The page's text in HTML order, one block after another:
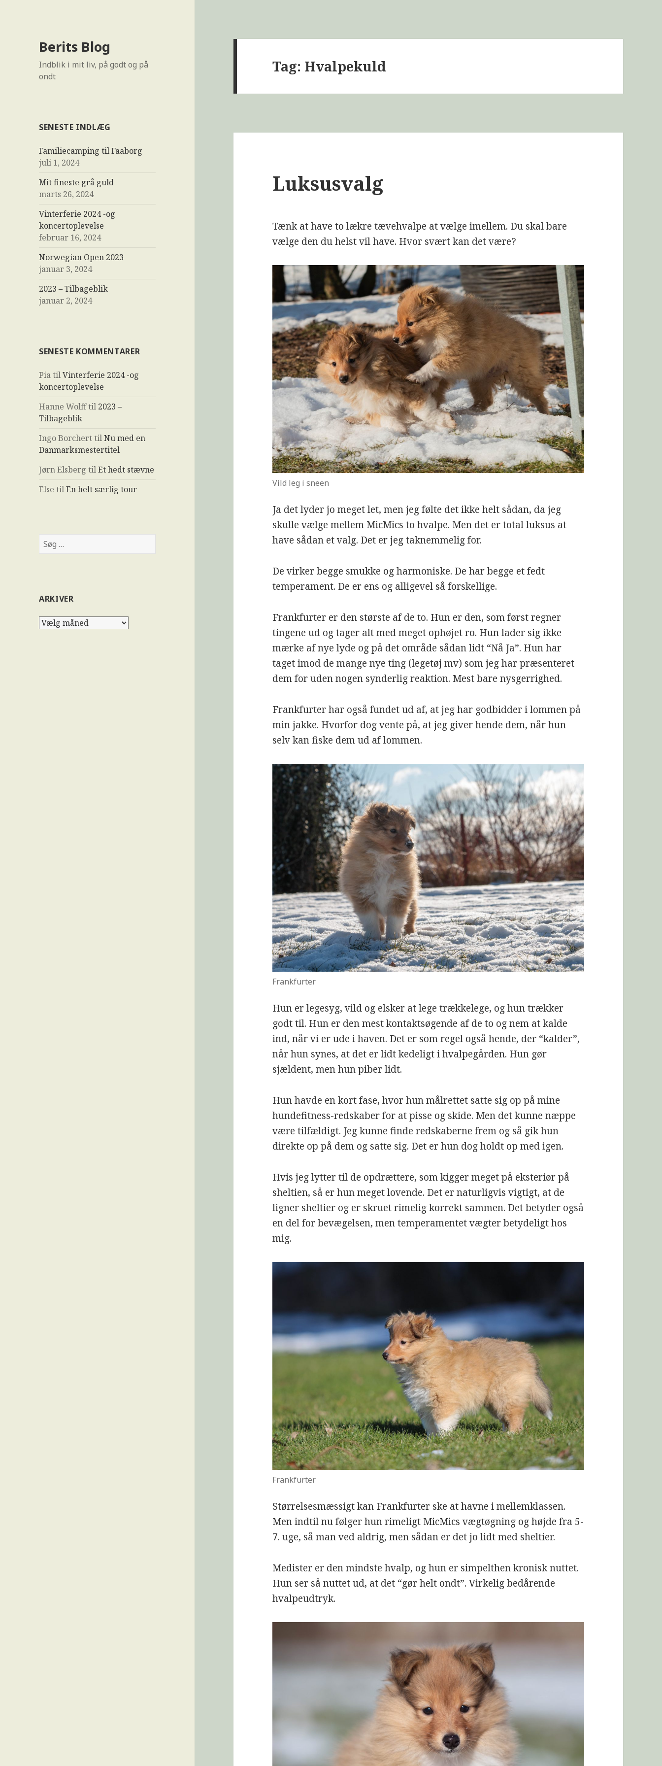
Berits Blog
Indblik i mit liv, på godt og på
ondt
SENESTE INDLÆG
Familiecamping til Faaborg
juli 1, 2024
Mit fineste grå guld
marts 26, 2024
Vinterferie 2024 -og
koncertoplevelse
februar 16, 2024
Norwegian Open 2023
januar 3, 2024
2023 – Tilbageblik
januar 2, 2024
SENESTE KOMMENTARER
PiatilVinterferie 2024 -og
koncertoplevelse
Hanne Wolfftil 2023 –
Tilbageblik
Ingo BorcherttilNu med en
Danmarksmestertitel
Jørn Elsberg tilEt hedt stævne
Else tilEn helt særlig tour
ARKIVER
Tag: Hvalpekuld
Luksusvalg
Tænk at have to lækre tævehvalpe at vælge imellem. Du skal bare
vælge den du helst vil have. Hvor svært kan det være?
Vild leg i sneen
Ja det lyder jo meget let, men jeg følte det ikke helt sådan, da jeg
skulle vælge mellem MicMics to hvalpe. Men det er total luksus at
have sådan et valg. Det er jeg taknemmelig for.
De virker begge smukke og harmoniske. De har begge et fedt
temperament. De er ens og alligevel så forskellige.
Frankfurter er den største af de to. Hun er den, som først regner
tingene ud og tager alt med meget ophøjet ro. Hun lader sig ikke
mærke af nye lyde og på det område sådan lidt “Nå Ja”. Hun har
taget imod de mange nye ting (legetøj mv) som jeg har præsenteret
dem for uden nogen synderlig reaktion. Mest bare nysgerrighed.
Frankfurter har også fundet ud af, at jeg har godbidder i lommen på
min jakke. Hvorfor dog vente på, at jeg giver hende dem, når hun
selv kan fiske dem ud af lommen.
Frankfurter
Hun er legesyg, vild og elsker at lege trækkelege, og hun trækker
godt til. Hun er den mest kontaktsøgende af de to og nem at kalde
ind, når vi er ude i haven. Det er som regel også hende, der “kalder”,
når hun synes, at det er lidt kedeligt i hvalpegården. Hun gør
sjældent, men hun piber lidt.
Hun havde en kort fase, hvor hun målrettet satte sig op på mine
hundefitness-redskaber for at pisse og skide. Men det kunne næppe
være tilfældigt. Jeg kunne finde redskaberne frem og så gik hun
direkte op på dem og satte sig. Det er hun dog holdt op med igen.
Hvis jeg lytter til de opdrættere, som kigger meget på eksteriør på
sheltien, så er hun meget lovende. Det er naturligvis vigtigt, at de
ligner sheltier og er skruet rimelig korrekt sammen. Det betyder også
en del for bevægelsen, men temperamentet vægter betydeligt hos
mig.
Frankfurter
Størrelsesmæssigt kan Frankfurter ske at havne i mellemklassen.
Men indtil nu følger hun rimeligt MicMics vægtøgning og højde fra 5-
7. uge, så man ved aldrig, men sådan er det jo lidt med sheltier.
Medister er den mindste hvalp, og hun er simpelthen kronisk nuttet.
Hun ser så nuttet ud, at det “gør helt ondt”. Virkelig bedårende
hvalpeudtryk.